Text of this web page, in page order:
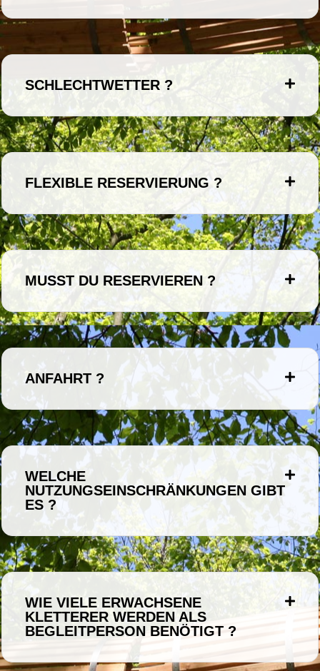
SCHLECHTWETTER ?
FLEXIBLE RESERVIERUNG ?
MUSST DU RESERVIEREN ?
ANFAHRT ?
WELCHE
NUTZUNGSEINSCHRÄNKUNGEN GIBT
ES ?
WIE VIELE ERWACHSENE
KLETTERER WERDEN ALS
BEGLEITPERSON BENÖTIGT ?